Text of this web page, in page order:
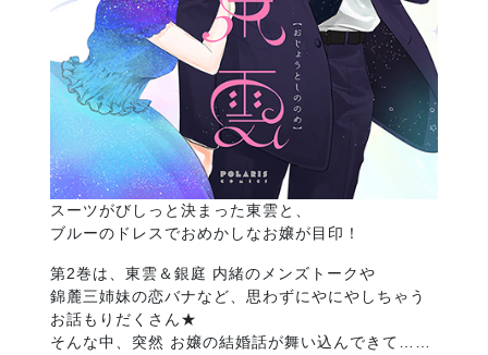
スーツがびしっと決まった東雲と、
ブルーのドレスでおめかしなお嬢が目印！
第2巻は、東雲＆銀庭 内緒のメンズトークや
錦麓三姉妹の恋バナなど、思わずにやにやしちゃう
お話もりだくさん★
そんな中、突然 お嬢の結婚話が舞い込んできて……